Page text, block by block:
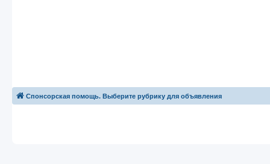
Спонсорская помощь. Выберите рубрику для объявления